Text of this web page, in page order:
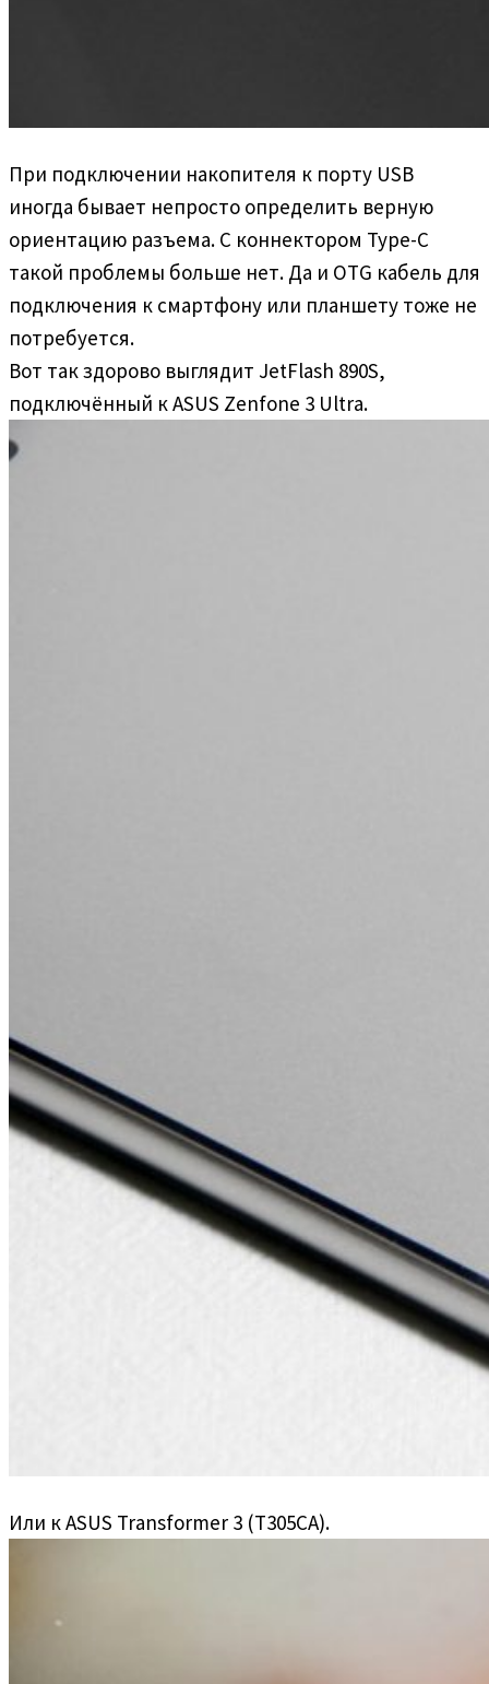
При подключении накопителя к порту USB
иногда бывает непросто определить верную
ориентацию разъема. С коннектором Type-C
такой проблемы больше нет. Да и OTG кабель для
подключения к смартфону или планшету тоже не
потребуется.
Вот так здорово выглядит JetFlash 890S,
подключённый к ASUS Zenfone 3 Ultra.
Или к ASUS Transformer 3 (T305CA).